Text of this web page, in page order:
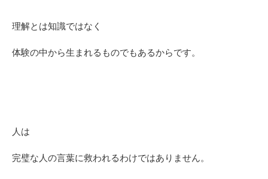
理解とは知識ではなく
体験の中から生まれるものでもあるからです。
人は
完璧な人の言葉に救われるわけではありません。